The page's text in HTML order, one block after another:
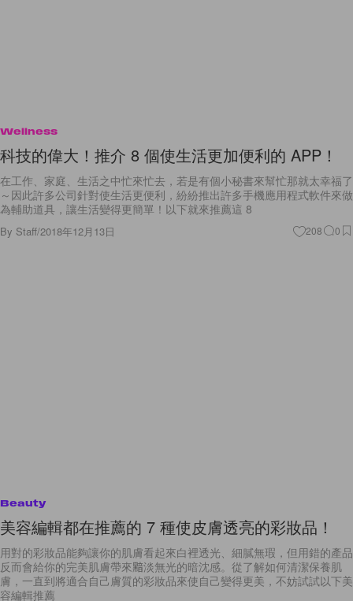
Wellness
科技的偉大！推介 8 個使生活更加便利的 APP！
在工作、家庭、生活之中忙來忙去，若是有個小秘書來幫忙那就太幸福了
～因此許多公司針對使生活更便利，紛紛推出許多手機應用程式軟件來做
為輔助道具，讓生活變得更簡單！以下就來推薦這 8
By Staff/2018年12月13日 208 0
Beauty
美容編輯都在推薦的 7 種使皮膚透亮的彩妝品！
用對的彩妝品能夠讓你的肌膚看起來白裡透光、細膩無瑕，但用錯的產品
反而會給你的完美肌膚帶來黯淡無光的暗沈感。從了解如何清潔保養肌
膚，一直到將適合自己膚質的彩妝品來使自己變得更美，不妨試試以下美
容編輯推薦